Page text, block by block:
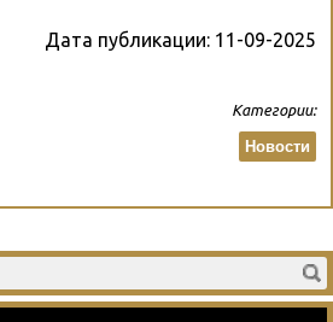
Дата публикации: 11-09-2025
Категории:
Новости